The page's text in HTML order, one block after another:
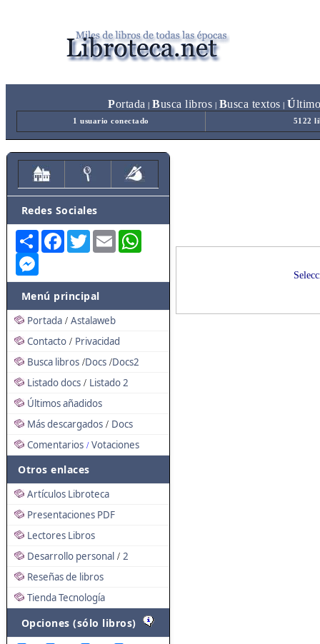
Portada Busca libros Busca textos Ú
1 usuario conectado 5122
Redes Sociales
Share FacebookTwitterEmail
Menú principal
Portada / Astalaweb
Contacto / Privacidad
Busca libros /Docs /Docs2
Listado docs / Listado 2
Últimos añadidos
Más descargados / Docs
Comentarios / Votaciones
Otros enlaces
Artículos Libroteca
Presentaciones PDF
Lectores Libros
Desarrollo personal / 2
Reseñas de libros
Tienda Tecnología
Opciones (sólo libros)